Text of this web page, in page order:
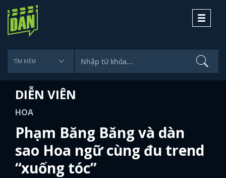
Toggle
DIỄN VIÊN
HOA
Phạm Băng Băng và dàn
sao Hoa ngữ cùng đu trend
“xuống tóc”